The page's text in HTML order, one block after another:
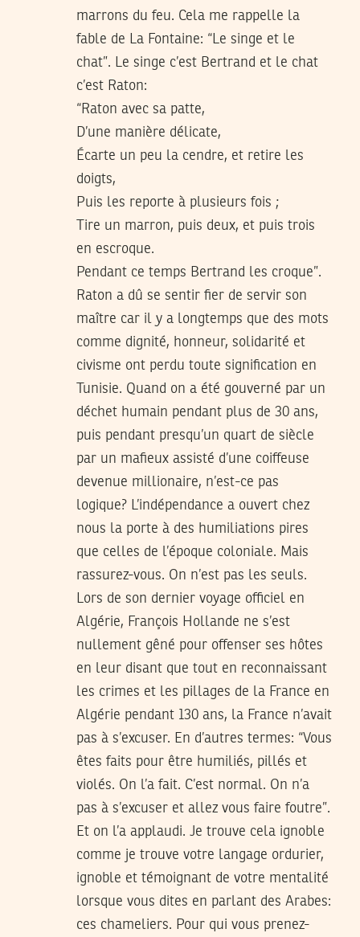
marrons du feu. Cela me rappelle la
fable de La Fontaine: “Le singe et le
chat”. Le singe c’est Bertrand et le chat
c’est Raton:
“Raton avec sa patte,
D’une manière délicate,
Écarte un peu la cendre, et retire les
doigts,
Puis les reporte à plusieurs fois ;
Tire un marron, puis deux, et puis trois
en escroque.
Pendant ce temps Bertrand les croque”.
Raton a dû se sentir fier de servir son
maître car il y a longtemps que des mots
comme dignité, honneur, solidarité et
civisme ont perdu toute signification en
Tunisie. Quand on a été gouverné par un
déchet humain pendant plus de 30 ans,
puis pendant presqu’un quart de siècle
par un mafieux assisté d’une coiffeuse
devenue millionaire, n’est-ce pas
logique? L’indépendance a ouvert chez
nous la porte à des humiliations pires
que celles de l’époque coloniale. Mais
rassurez-vous. On n’est pas les seuls.
Lors de son dernier voyage officiel en
Algérie, François Hollande ne s’est
nullement gêné pour offenser ses hôtes
en leur disant que tout en reconnaissant
les crimes et les pillages de la France en
Algérie pendant 130 ans, la France n’avait
pas à s’excuser. En d’autres termes: “Vous
êtes faits pour être humiliés, pillés et
violés. On l’a fait. C’est normal. On n’a
pas à s’excuser et allez vous faire foutre”.
Et on l’a applaudi. Je trouve cela ignoble
comme je trouve votre langage ordurier,
ignoble et témoignant de votre mentalité
lorsque vous dites en parlant des Arabes:
ces chameliers. Pour qui vous prenez-